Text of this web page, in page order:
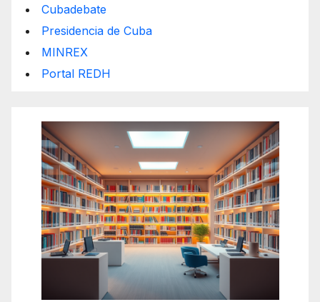
Cubadebate
Presidencia de Cuba
MINREX
Portal REDH